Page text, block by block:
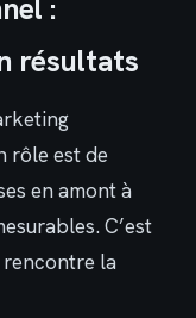
:
résultats
rôle est de
en amont à
C’est
rencontre la